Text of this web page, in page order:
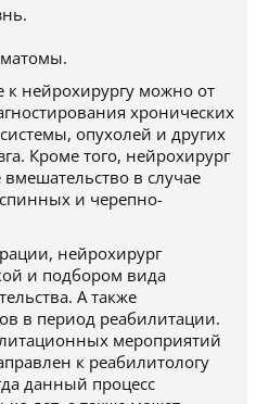
к нейрохирургу можно от
хронических
опухолей и других
Кроме того, нейрохирург
в случае
и черепно-
нейрохирург
и подбором вида
А также
в период реабилитации.
мероприятий
к реабилитологу
данный процесс